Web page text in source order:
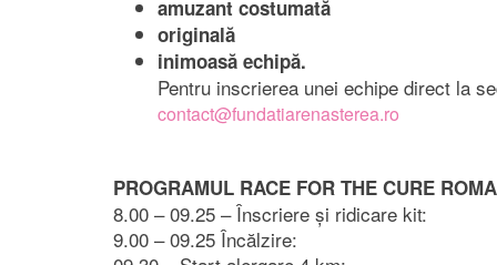
amuzant costumată
originală
inimoasă echipă.
Pentru inscrierea unei echipe direct la
contact@fundatiarenasterea.ro
PROGRAMUL RACE FOR THE CURE
8.00 – 09.25 – Înscriere și ridicare kit:
9.00 – 09.25 Încălzire: